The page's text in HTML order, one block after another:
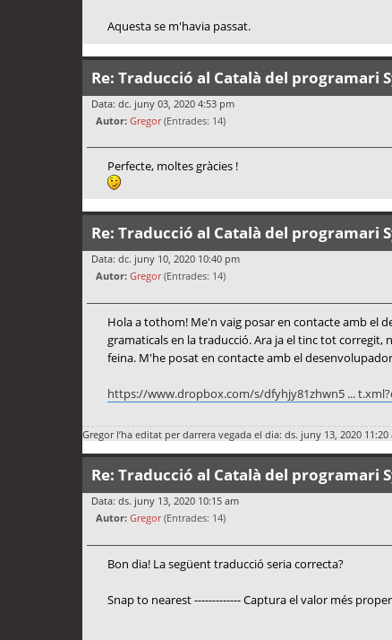
Aquesta se m'havia passat.
Re: Traducció al Català del programari
Data: dc. juny 03, 2020 4:53 pm
Autor: Gregor(Entrades: 14)
Perfecte, moltes gràcies !
Re: Traducció al Català del programari
Data: dc. juny 10, 2020 10:40 pm
Autor: Gregor(Entrades: 14)
Hola a tothom! Me'n vaig posar en contacte amb el
gramaticals en la traducció. Ara ja el tinc tot
feina. M'he posat en contacte amb el
https://www.dropbox.com/s/dfyhjy81zhwn5 ...
Gregorl’ha editat per darrera vegada el dia: ds. juny 13, 2020
Re: Traducció al Català del programari
Data: ds. juny 13, 2020 10:15 am
Autor: Gregor(Entrades: 14)
Bon dia! La següent traducció seria correcta?
Snap to nearest ------------- Captura el valor més proper